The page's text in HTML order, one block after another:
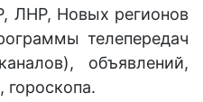
ЛНР, Новых регионов
телепередач
объявлений,
гороскопа.